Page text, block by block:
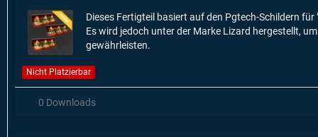
Dieses Fertigteil basiert auf den Pgtech-Schildern
Es wird jedoch unter der Marke Lizard hergestellt,
gewährleisten.
Nicht Platzierbar
0 Downloads